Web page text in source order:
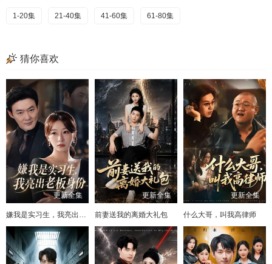
1-20集 21-40集 41-60集 61-80集
猜你喜欢
更新全集
嫌我是实习生，我亮出老板身份
更新全集
前妻送我的离婚大礼包
更新全集
什么大哥，叫我高律师